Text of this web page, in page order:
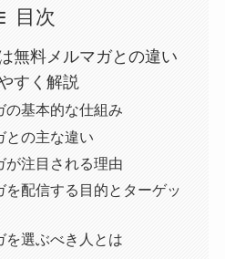
目次
無料メルマガとの違い
すく解説
の基本的な仕組み
との主な違い
が注目される理由
を配信する目的とターゲッ
を選ぶべき人とは